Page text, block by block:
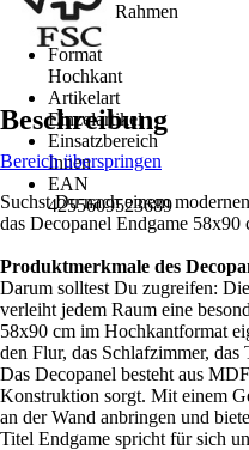
Material Rahmen
-
Format
Hochkant
Artikelart
Einzelartikel
Einsatzbereich
Innen
EAN
4255609523689
Beschreibung
Bereich überspringen
Suchst Du nach einem
das Decopanel Endgame
Produktmerkmale des
Darum solltest Du zugreifen:
verleiht jedem Raum eine
58x90 cm im Hochkantformat
den Flur, das Schlafzimmer, das
Das Decopanel besteht aus
Konstruktion sorgt. Mit einem
an der Wand anbringen und
Titel Endgame spricht für sich